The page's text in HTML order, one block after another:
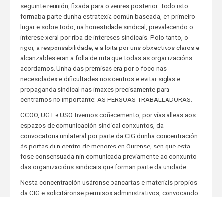
seguinte reunión, fixada para o venres posterior. Todo isto
formaba parte dunha estratexia común baseada, en primeiro
lugar e sobre todo, na honestidade sindical, prevalecendo o
interese xeral por riba de intereses sindicais. Polo tanto, o
rigor, a responsabilidade, e a loita por uns obxectivos claros e
alcanzables eran a folla de ruta que todas as organizacións
acordamos. Unha das premisas era por o foco nas
necesidades e dificultades nos centros e evitar siglas e
propaganda sindical nas imaxes precisamente para
centrarnos no importante: AS PERSOAS TRABALLADORAS.
CCOO, UGT e USO tivemos coñecemento, por vías alleas aos
espazos de comunicación sindical conxuntos, da
convocatoria unilateral por parte da CIG dunha concentración
ás portas dun centro de menores en Ourense, sen que esta
fose consensuada nin comunicada previamente ao conxunto
das organizacións sindicais que forman parte da unidade.
Nesta concentración usáronse pancartas e materiais propios
da CIG e solicitáronse permisos administrativos, convocando